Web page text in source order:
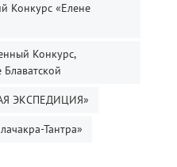
Конкурс «Елене
Конкурс,
ЭКСПЕДИЦИЯ»
Тантра»